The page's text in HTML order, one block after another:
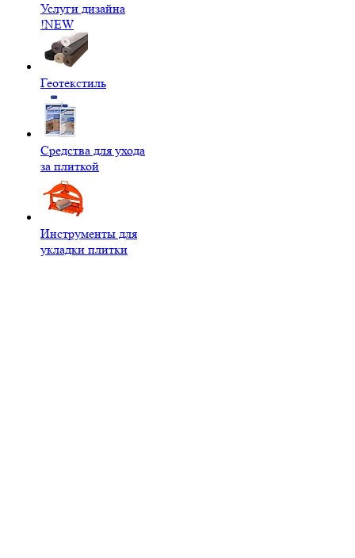
Услуги дизайна
!NEW
Геотекстиль
Средства для ухода
за плиткой
Инструменты для
укладки плитки